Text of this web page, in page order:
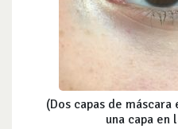
(Dos capas de
una capa en